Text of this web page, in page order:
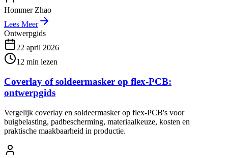
Hommer Zhao
Lees Meer
Ontwerpgids
22 april 2026
12 min lezen
Coverlay of soldeermasker op flex-PCB:
ontwerpgids
Vergelijk coverlay en soldeermasker op flex-PCB's voor
buigbelasting, padbescherming, materiaalkeuze, kosten en
praktische maakbaarheid in productie.